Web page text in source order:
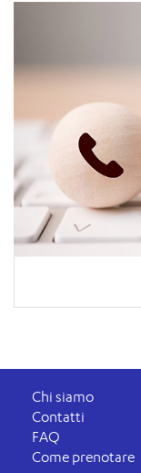
Chi siamo
Contatti
FAQ
Come prenotare